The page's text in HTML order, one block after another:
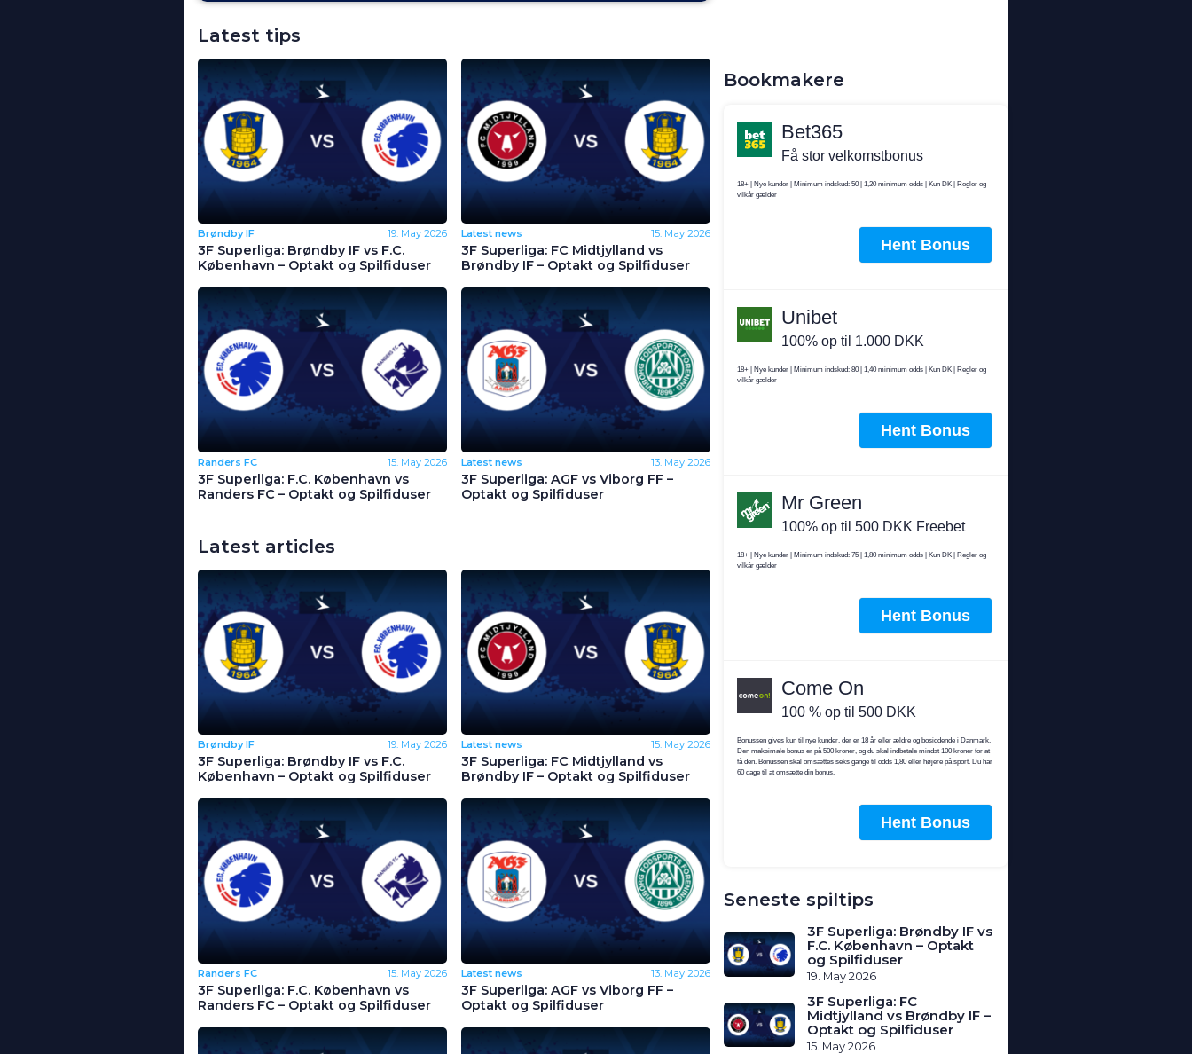
Latest tips
Brøndby IF 19. May 2026
3F Superliga: Brøndby IF vs F.C.
København – Optakt og Spilfiduser
Latest news 15. May 2026
3F Superliga: FC Midtjylland vs
Brøndby IF – Optakt og Spilfiduser
Randers FC 15. May 2026
3F Superliga: F.C. København vs
Randers FC – Optakt og Spilfiduser
Latest news 13. May 2026
3F Superliga: AGF vs Viborg FF –
Optakt og Spilfiduser
Latest articles
Brøndby IF 19. May 2026
3F Superliga: Brøndby IF vs F.C.
København – Optakt og Spilfiduser
Latest news 15. May 2026
3F Superliga: FC Midtjylland vs
Brøndby IF – Optakt og Spilfiduser
Randers FC 15. May 2026
3F Superliga: F.C. København vs
Randers FC – Optakt og Spilfiduser
Latest news 13. May 2026
3F Superliga: AGF vs Viborg FF –
Optakt og Spilfiduser
Bookmakere
Seneste spiltips
3F Superliga: Brøndby IF vs
F.C. København – Optakt
og Spilfiduser
19. May 2026
3F Superliga: FC
Midtjylland vs Brøndby IF –
Optakt og Spilfiduser
15. May 2026